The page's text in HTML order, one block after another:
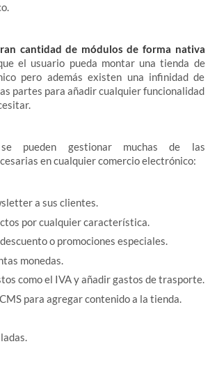
cantidad de módulos de forma nativa
el usuario pueda montar una tienda de
pero además existen una infinidad de
partes para añadir cualquier funcionalidad
pueden gestionar muchas de las
en cualquier comercio electrónico:
a sus clientes.
por cualquier característica.
o promociones especiales.
monedas.
como el IVA y añadir gastos de trasporte.
para agregar contenido a la tienda.